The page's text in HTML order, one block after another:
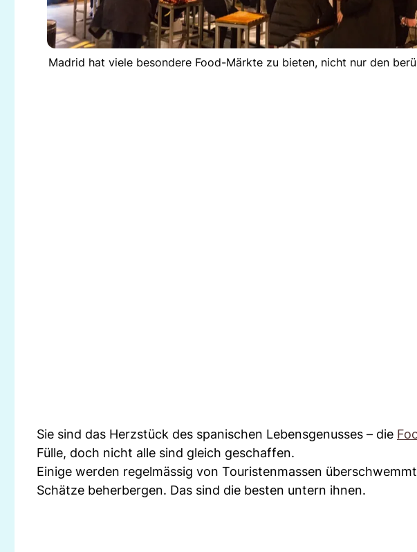
Madrid hat viele besondere Food-Märkte zu bieten, nicht nur den
Sie sind das Herzstück des spanischen Lebensgenusses – die
Fülle, doch nicht alle sind gleich geschaffen.
Einige werden regelmässig von Touristenmassen
Schätze beherbergen. Das sind die besten untern ihnen.